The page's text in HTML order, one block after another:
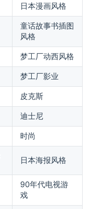
日本漫画风格
童话故事书插图
风格
梦工厂动西风格
梦工厂影业
皮克斯
迪士尼
时尚
日本海报风格
90年代电视游
戏